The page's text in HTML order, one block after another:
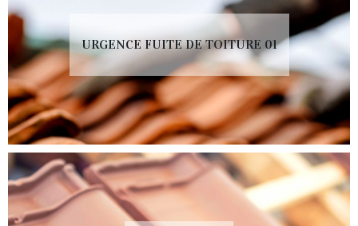
URGENCE FUITE DE TOITURE 01